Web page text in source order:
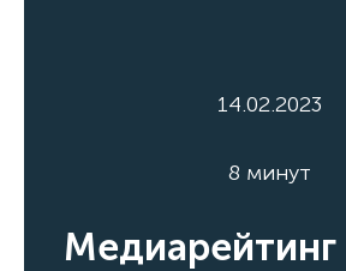
14.02.2023
8 минут
Медиарейтинг